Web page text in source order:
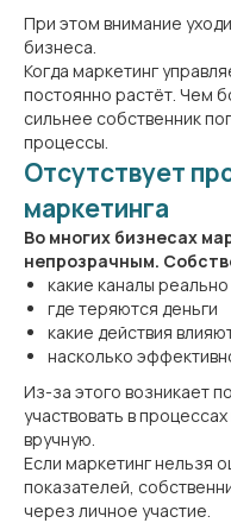
При этом внимание
бизнеса.
Когда маркетинг
постоянно растёт. Чем
сильнее собственник
процессы.
Отсутствует
маркетинга
Во многих бизнесах
непрозрачным.
какие каналы
где теряются деньги
какие действия
насколько
Из-за этого возникает
участвовать в
вручную.
Если маркетинг нельзя
показателей,
через личное участие.